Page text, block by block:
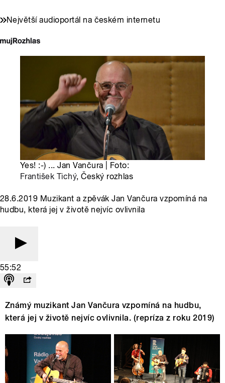
Největší audioportál na českém internetu
Yes! :-) ... Jan Vančura | Foto:
František Tichý, Český rozhlas
28.6.2019 Muzikant a zpěvák Jan Vančura vzpomíná na
hudbu, která jej v životě nejvíc ovlivnila
55:52
Známý muzikant Jan Vančura vzpomíná na hudbu,
která jej v životě nejvíc ovlivnila. (repríza z roku 2019)